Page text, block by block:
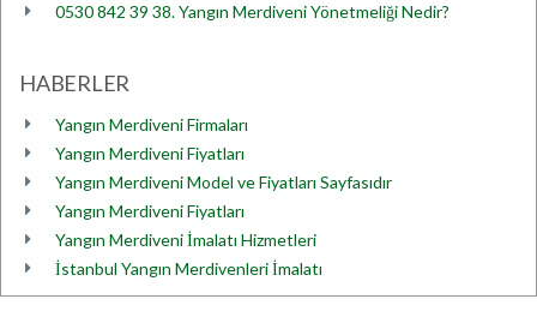
0530 842 39 38. Yangın Merdiveni Yönetmeliği Nedir?
HABERLER
Yangın Merdiveni Firmaları
Yangın Merdiveni Fiyatları
Yangın Merdiveni Model ve Fiyatları Sayfasıdır
Yangın Merdiveni Fiyatları
Yangın Merdiveni İmalatı Hizmetleri
İstanbul Yangın Merdivenleri İmalatı